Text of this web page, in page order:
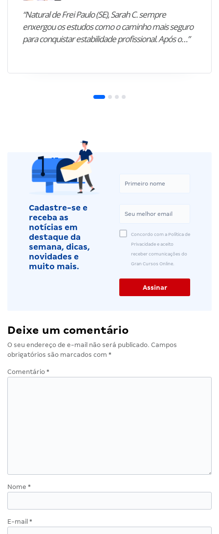
“Natural de Frei Paulo (SE), Sarah C. sempre
enxergou os estudos como o caminho mais seguro
para conquistar estabilidade profissional. Após o…”
Cadastre-se e
receba as
notícias em
destaque da
semana, dicas,
novidades e
muito mais.
Concordo com a Política de
Privacidade e aceito
receber comunicações do
Gran Cursos Online.
Deixe um comentário
O seu endereço de e-mail não será publicado. Campos
obrigatórios são marcados com *
Comentário *
Nome *
E-mail *